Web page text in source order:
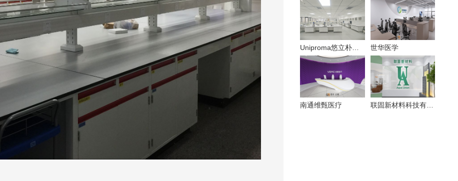
Uniproma悠立朴华化学实验室 世华医学
南通维甄医疗 联固新材料科技有限公司